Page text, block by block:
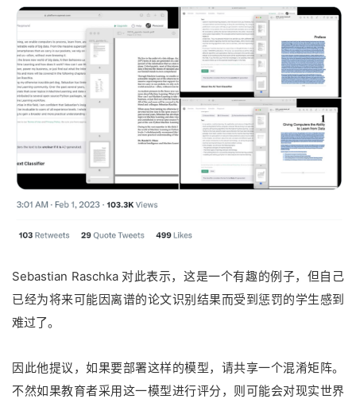
Sebastian Raschka 对此表示，这是一个有趣的例子，但自己
已经为将来可能因离谱的论文识别结果而受到惩罚的学生感到
难过了。
因此他提议，如果要部署这样的模型，请共享一个混淆矩阵。
不然如果教育者采用这一模型进行评分，则可能会对现实世界